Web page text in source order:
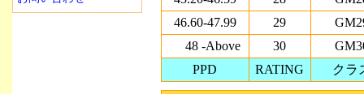
46.60-47.99
29
48 -Above
30
PPD
RATING クラ